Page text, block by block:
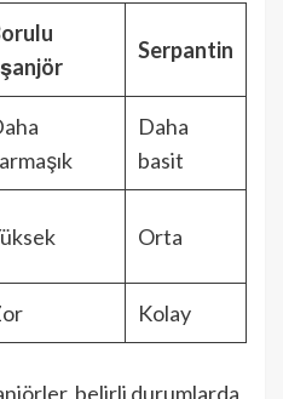
Serpantin
Daha
basit
Orta
Kolay
belirli durumlarda